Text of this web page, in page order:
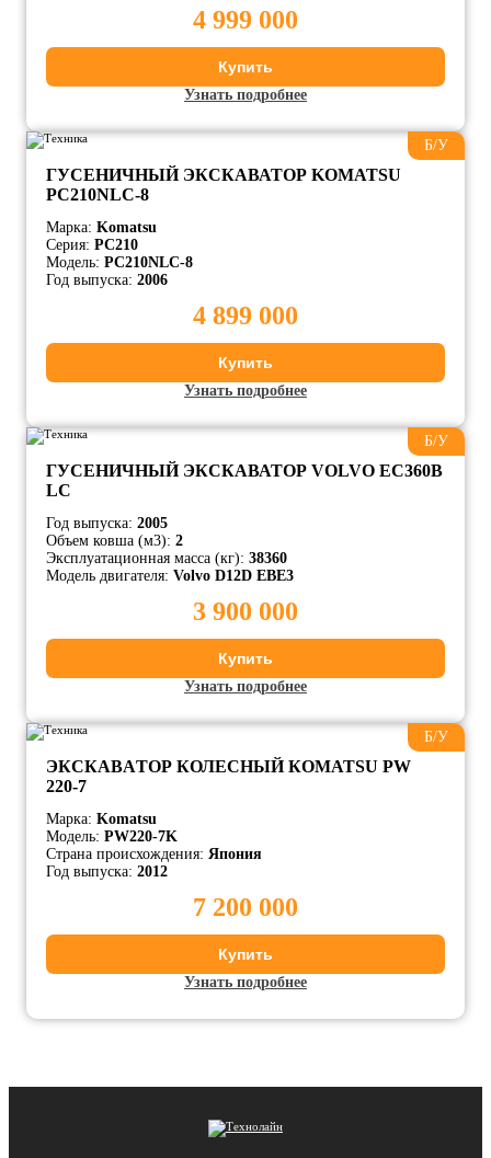
4 999 000
Купить
Узнать подробнее
Б/У
ГУСЕНИЧНЫЙ ЭКСКАВАТОР KOMATSU
PC210NLC-8
Марка: Komatsu
Серия: PC210
Модель: PC210NLC-8
Год выпуска: 2006
4 899 000
Купить
Узнать подробнее
Б/У
ГУСЕНИЧНЫЙ ЭКСКАВАТОР VOLVO EC360B
LC
Год выпуска: 2005
Объем ковша (м3): 2
Эксплуатационная масса (кг): 38360
Модель двигателя: Volvo D12D EBE3
3 900 000
Купить
Узнать подробнее
Б/У
ЭКСКАВAТОР КОЛЕСНЫЙ КОMATSU PW
220-7
Марка: Komatsu
Модель: PW220-7K
Страна происхождения: Япония
Год выпуска: 2012
7 200 000
Купить
Узнать подробнее